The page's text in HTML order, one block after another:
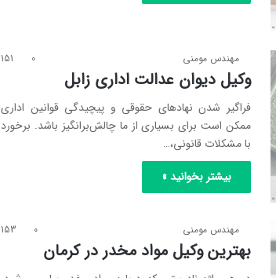
مهندس مومنی 0
151
وکیل دیوان عدالت اداری زابل
فراگیر شدن نهادهای حقوقی و پیچیدگی قوانین اداری
ممکن است برای بسیاری از ما چالش‌برانگیز باشد. برخورد
با مشکلات قانونی،…
بیشتر بخوانید »
مهندس مومنی 0
153
بهترین وکیل مواد مخدر در کرمان